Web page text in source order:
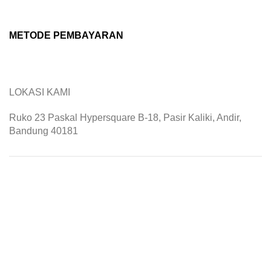
METODE PEMBAYARAN
LOKASI KAMI
Ruko 23 Paskal Hypersquare B-18, Pasir Kaliki, Andir,
Bandung 40181